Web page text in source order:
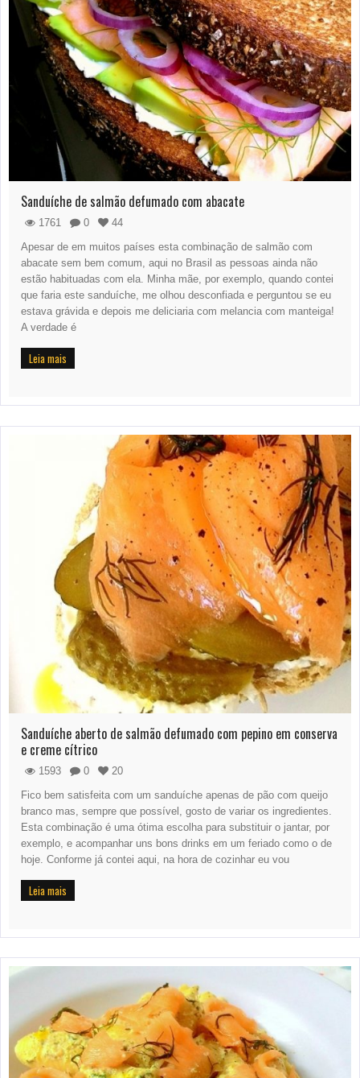
Sanduíche de salmão defumado com abacate
1761 0
44
Apesar de em muitos países esta combinação de salmão com
abacate sem bem comum, aqui no Brasil as pessoas ainda não
estão habituadas com ela. Minha mãe, por exemplo, quando contei
que faria este sanduíche, me olhou desconfiada e perguntou se eu
estava grávida e depois me deliciaria com melancia com manteiga!
A verdade é
Leia mais
Sanduíche aberto de salmão defumado com pepino em conserva
e creme cítrico
1593 0
20
Fico bem satisfeita com um sanduíche apenas de pão com queijo
branco mas, sempre que possível, gosto de variar os ingredientes.
Esta combinação é uma ótima escolha para substituir o jantar, por
exemplo, e acompanhar uns bons drinks em um feriado como o de
hoje. Conforme já contei aqui, na hora de cozinhar eu vou
Leia mais